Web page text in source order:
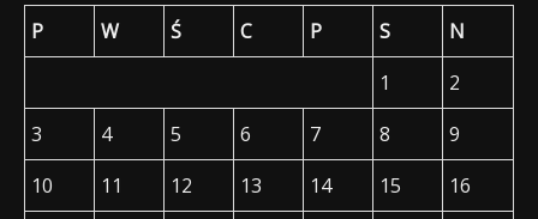
P
W Ś C P S
N
1
2
3
4 5 6 7 8
9
10
11 12 13 14 15 16